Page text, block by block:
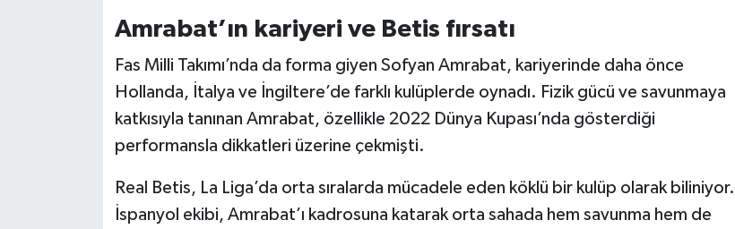
Amrabat’ın kariyeri ve Betis fırsatı
Fas Milli Takımı’nda da forma giyen Sofyan Amrabat, kariyerinde daha önce
Hollanda, İtalya ve İngiltere’de farklı kulüplerde oynadı. Fizik gücü ve savunmaya
katkısıyla tanınan Amrabat, özellikle 2022 Dünya Kupası’nda gösterdiği
performansla dikkatleri üzerine çekmişti.
Real Betis, La Liga’da orta sıralarda mücadele eden köklü bir kulüp olarak biliniyor.
İspanyol ekibi, Amrabat’ı kadrosuna katarak orta sahada hem savunma hem de